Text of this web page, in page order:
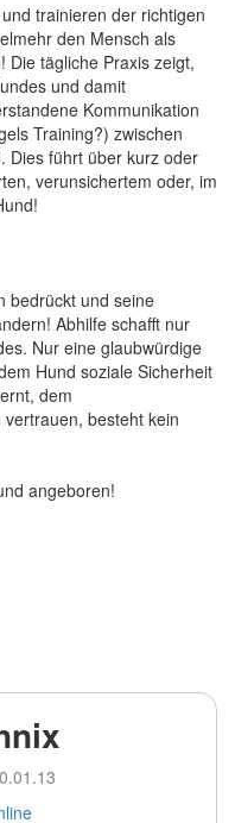
trainieren der richtigen
den Mensch als
Die tägliche Praxis zeigt,
und damit
Kommunikation
Training?) zwischen
Dies führt über kurz oder
verunsichertem oder, im
bedrückt und seine
Abhilfe schafft nur
Nur eine glaubwürdige
Hund soziale Sicherheit
dem
besteht kein
angeboren!